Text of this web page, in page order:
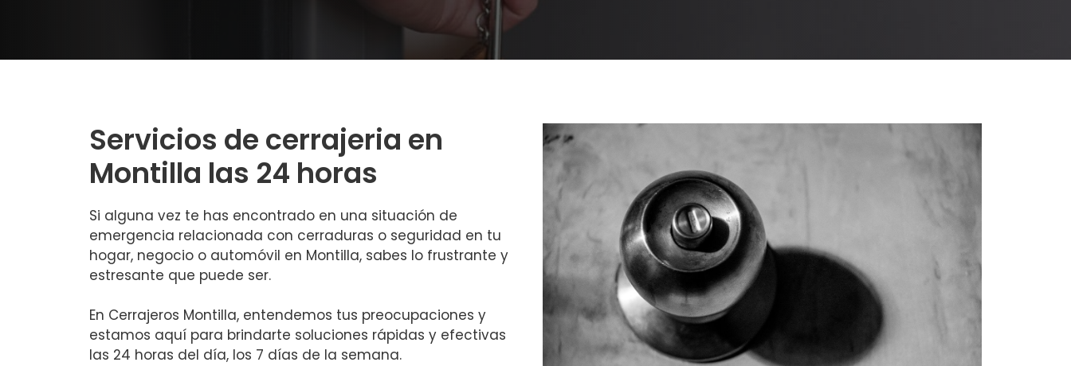
Servicios de cerrajeria en
Montilla las 24 horas
Si alguna vez te has encontrado en una situación de
emergencia relacionada con cerraduras o seguridad en tu
hogar, negocio o automóvil en Montilla, sabes lo frustrante y
estresante que puede ser.
En Cerrajeros Montilla, entendemos tus preocupaciones y
estamos aquí para brindarte soluciones rápidas y efectivas
las 24 horas del día, los 7 días de la semana.